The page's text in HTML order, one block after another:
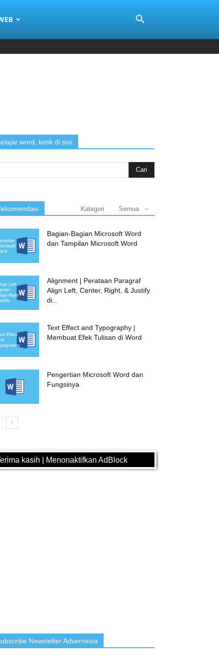
word, ketik di sini
Kategori Semua
Bagian-Bagian Microsoft Word
dan Tampilan Microsoft Word
Alignment | Perataan Paragraf
Align Left, Center, Right, & Justify
di...
Text Effect and Typography |
Membuat Efek Tulisan di Word
Pengertian Microsoft Word dan
Fungsinya
kasih | Menonaktifkan AdBlock
Newsletter Advernesia